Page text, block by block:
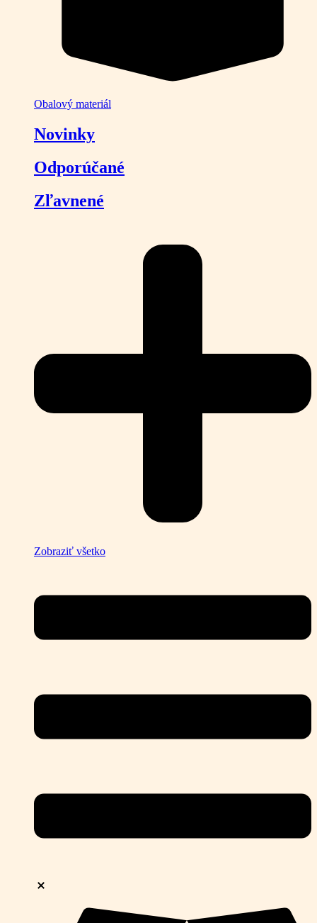
Obalový materiál
Novinky
Odporúčané
Zľavnené
Zobraziť všetko